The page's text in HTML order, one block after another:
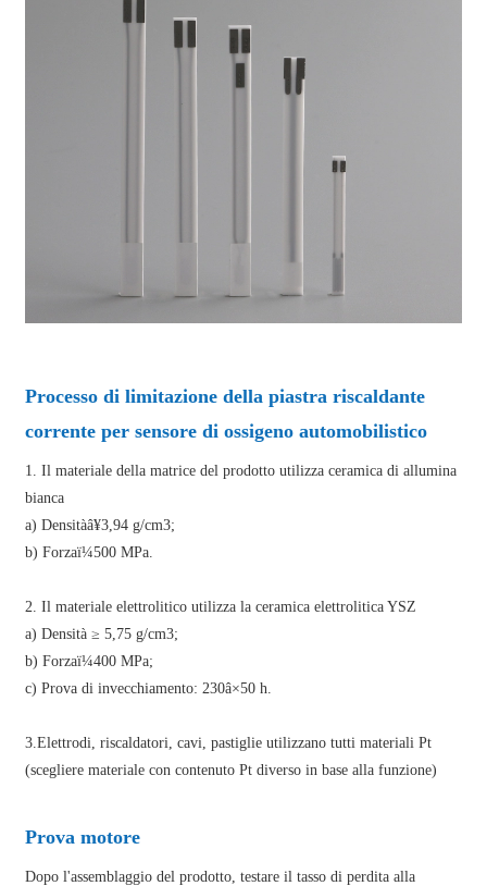
Processo di limitazione della piastra riscaldante
corrente per sensore di ossigeno automobilistico
1. Il materiale della matrice del prodotto utilizza ceramica di allumina
bianca
a) Densitàâ¥3,94 g/cm3;
b) Forzaï¼500 MPa.
2. Il materiale elettrolitico utilizza la ceramica elettrolitica YSZ
a) Densità ≥ 5,75 g/cm3;
b) Forzaï¼400 MPa;
c) Prova di invecchiamento: 230â×50 h.
3.Elettrodi, riscaldatori, cavi, pastiglie utilizzano tutti materiali Pt
(scegliere materiale con contenuto Pt diverso in base alla funzione)
Prova motore
Dopo l'assemblaggio del prodotto, testare il tasso di perdita alla